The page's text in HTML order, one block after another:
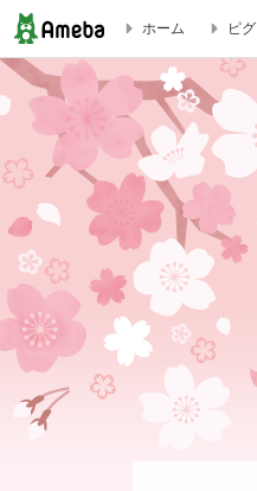
手づくりの贈り物
ホーム ピグ